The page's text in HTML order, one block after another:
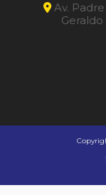
Av.